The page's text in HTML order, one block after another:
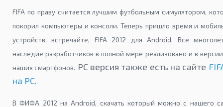
FIFA по праву считается лучшим футбольным симулятором,
покорил компьютеры и консоли. Теперь пришло время и
устройств, встречайте, FIFA 2012 для Android. Все
наследие разработчиков в полной мере реализовано и в
наших смартфонов. PC версия также есть на сайте
на PC.
В ФИФА 2012 на Android, скачать который можно с нашего